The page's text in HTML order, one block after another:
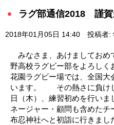
ラグ部通信2018 謹
2018年01月05日 14:40 投稿者:
みなさま、あけましてお
野高校ラグビー部をよろし
花園ラグビー場では、全国大
います。 その熱さに負け
日（木）、練習初めを行い
ネージャー・顧問も含めた
布忍神社へと初詣に行きま